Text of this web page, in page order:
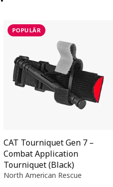
POPULÄR
CAT Tourniquet Gen 7 –
Combat Application
Tourniquet (Black)
North American Rescue